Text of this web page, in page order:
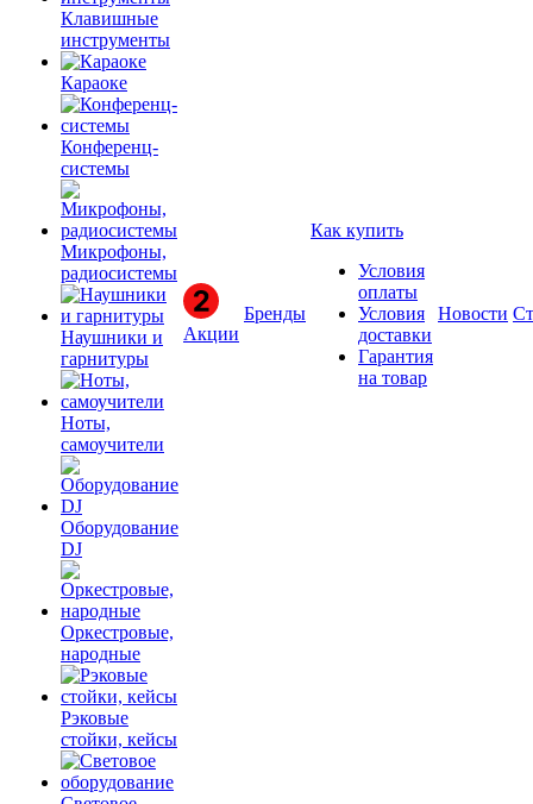
Клавишные
инструменты
Караоке
Конференц-
системы
Микрофоны,
радиосистемы
Наушники и
гарнитуры
Ноты,
самоучители
Оборудование
DJ
Оркестровые,
народные
Рэковые
стойки, кейсы
Акции
Бренды
Как купить
Условия
оплаты
Условия
доставки
Гарантия
на товар
Новости